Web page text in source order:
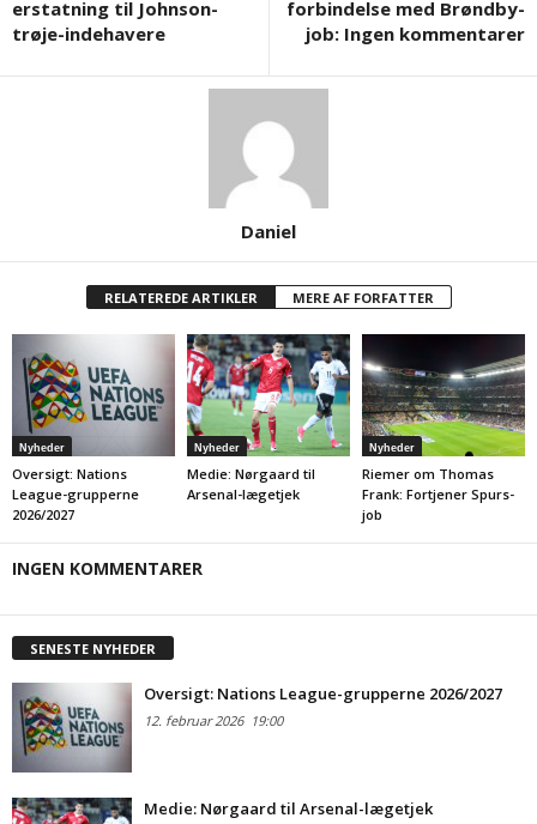
erstatning til Johnson-
trøje-indehavere
forbindelse med Brøndby-
job: Ingen kommentarer
Daniel
RELATEREDE ARTIKLER MERE AF FORFATTER
Nyheder
Oversigt: Nations
League-grupperne
2026/2027
Nyheder
Medie: Nørgaard til
Arsenal-lægetjek
Nyheder
Riemer om Thomas
Frank: Fortjener Spurs-
job
INGEN KOMMENTARER
SENESTE NYHEDER
Oversigt: Nations League-grupperne 2026/2027
12. februar 202619:00
Medie: Nørgaard til Arsenal-lægetjek